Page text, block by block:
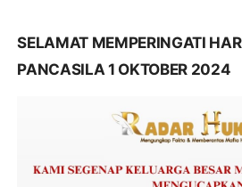
SELAMAT MEMPERINGATI
PANCASILA 1 OKTOBER 2024